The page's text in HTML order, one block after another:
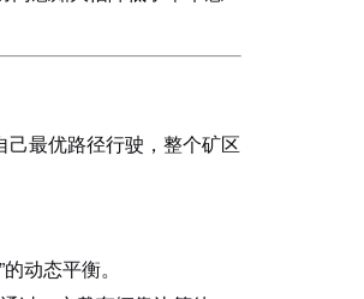
最优路径行驶，整个矿区
动态平衡。